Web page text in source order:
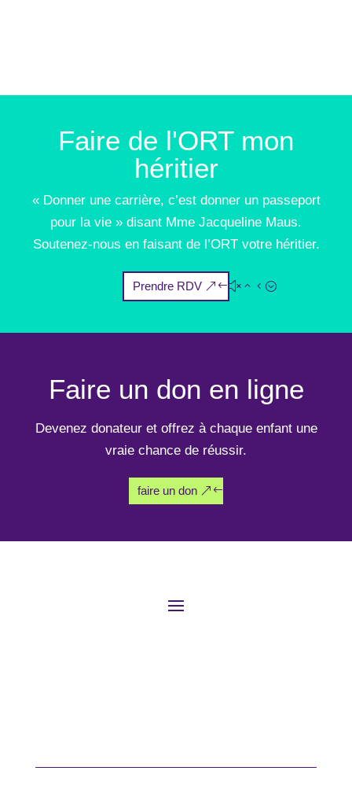
Faire de l'ORT mon
héritier
« Donner une carrière, c’est donner un passeport
pour la vie » disant Mme Jacqueline Maus.
Soutenez-nous en faisant de l’ORT votre héritier.
Prendre RDV
Faire un don en ligne
Devenez donateur et offrez à chaque enfant une
vraie chance de réussir.
faire un don